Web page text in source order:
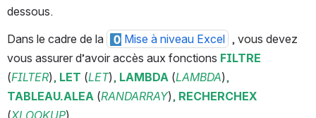
dessous.
Dans le cadre de la
Mise à niveau Excel , vous devez
vous assurer d’avoir accès aux fonctions FILTRE
(FILTER), LET (LET), LAMBDA (LAMBDA)
TABLEAU.ALEA (RANDARRAY), RECHERCHEX
(XLOOKUP).